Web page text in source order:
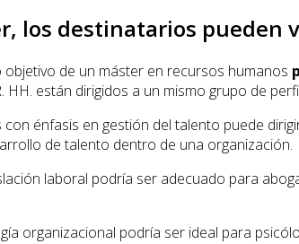
los destinatarios pueden
de un máster en recursos humanos
están dirigidos a un mismo grupo de
énfasis en gestión del talento puede
de talento dentro de una organización.
laboral podría ser adecuado para
organizacional podría ser ideal para